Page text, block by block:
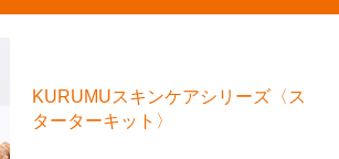
KURUMUスキンケアシリーズ〈ス
ターターキット〉